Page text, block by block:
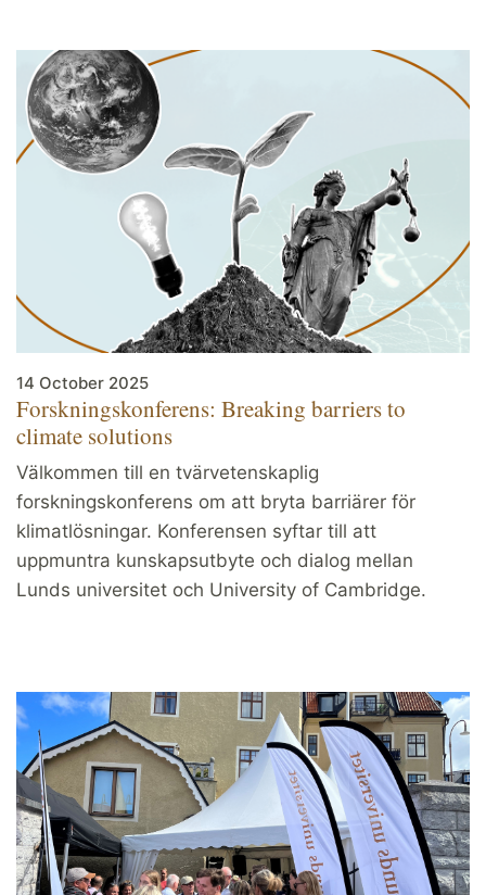
14 October 2025
Forskningskonferens: Breaking barriers to
climate solutions
Välkommen till en tvärvetenskaplig
forskningskonferens om att bryta barriärer för
klimatlösningar. Konferensen syftar till att
uppmuntra kunskapsutbyte och dialog mellan
Lunds universitet och University of Cambridge.